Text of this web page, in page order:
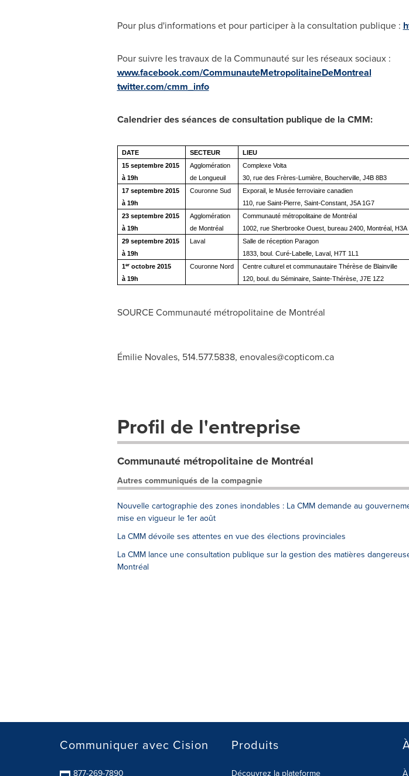
Pour plus d'informations et pour participer à la consultation publique :
Pour suivre les travaux de la Communauté sur les réseaux sociaux :
www.facebook.com/CommunauteMetropolitaineDeMontreal
twitter.com/cmm_info
Calendrier des séances de consultation publique de la CMM:
DATE SECTEUR
LIEU
15 septembre 2015
à 19h
Agglomération
de Longueuil
Complexe Volta
30, rue des Frères-Lumière, Boucherville, J4B 8B3
17 septembre 2015
à 19h
Couronne Sud
Exporail, le Musée ferroviaire canadien
110, rue Saint-Pierre, Saint-Constant, J5A 1G7
23 septembre 2015
à 19h
Agglomération
de Montréal
Communauté métropolitaine de Montréal
1002, rue Sherbrooke Ouest, bureau 2400, Montréal, H3A
29 septembre 2015
à 19h
Laval
Salle de réception Paragon
1833, boul. Curé-Labelle, Laval, H7T 1L1
1eroctobre 2015
à 19h
Couronne Nord
Centre culturel et communautaire Thérèse de Blainville
120, boul. du Séminaire, Sainte-Thérèse, J7E 1Z2
SOURCE Communauté métropolitaine de Montréal
Émilie Novales, 514.577.5838, enovales@copticom.ca
Profil de l'entreprise
Communauté métropolitaine de Montréal
Autres communiqués de la compagnie
Nouvelle cartographie des zones inondables : La CMM demande au
mise en vigueur le 1er août
La CMM dévoile ses attentes en vue des élections provinciales
La CMM lance une consultation publique sur la gestion des matières
Montréal
Communiquer avec Cision
877-269-7890
Produits
Découvrez la plateforme